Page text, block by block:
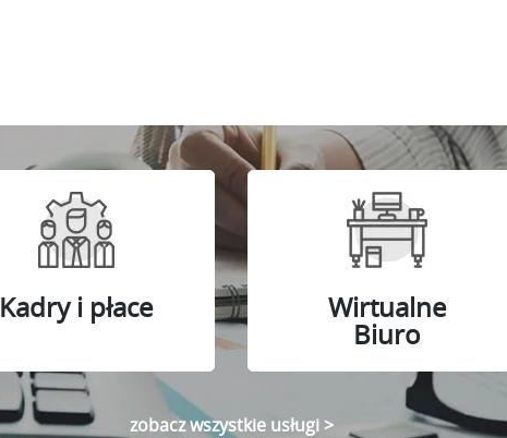
Kadry i płace Wirtualne
Biuro
zobacz wszystkie usługi >